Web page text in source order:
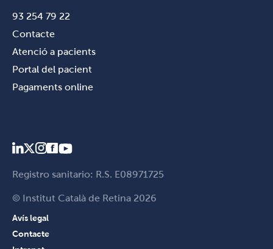
93 254 79 22
Contacte
Atenció a pacients
Portal del pacient
Pagaments online
Registro sanitario: R.S. E08971725
© Institut Català de Retina 2026
Avís legal
Contacte